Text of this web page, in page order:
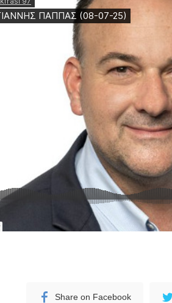
Share on Facebook